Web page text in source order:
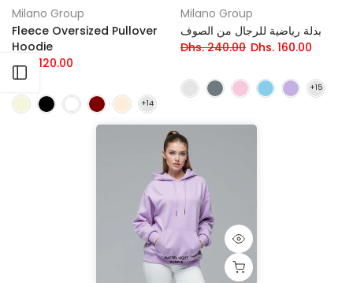
Milano Group
Fleece Oversized Pullover
Hoodie
Dhs. 120.00
Milano Group
بدلة رياضية للرجال من الصوف
Dhs. 240.00 Dhs. 160.00